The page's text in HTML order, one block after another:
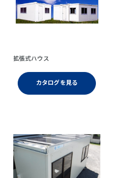
拡張式ハウス
カタログを見る